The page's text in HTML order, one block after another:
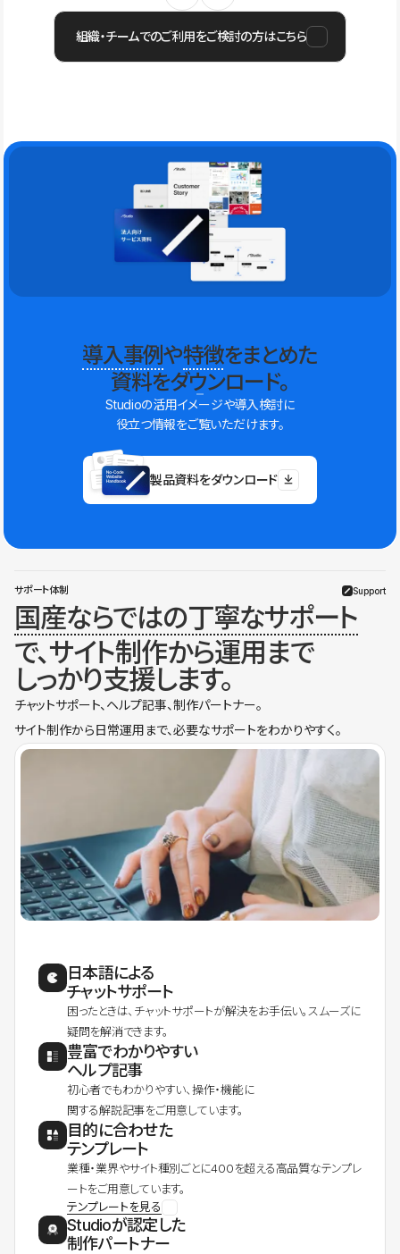
組織・チームでのご利用をご検討の方はこちら
導入事例や特徴をまとめた
資料をダウンロード。
Studioの活用イメージや導入検討に
役立つ情報をご覧いただけます。
製品資料をダウンロード
サポート体制 Support
国産ならではの丁寧なサポート
で、サイト制作から運用まで
しっかり支援します。
チャットサポート、ヘルプ記事、制作パートナー。
サイト制作から日常運用まで、必要なサポートをわかりやすく。
日本語による
チャットサポート
困ったときは、チャットサポートが解決をお手伝い。スムーズに
疑問を解消できます。
豊富でわかりやすい
ヘルプ記事
初心者でもわかりやすい、操作・機能に
関する解説記事をご用意しています。
目的に合わせた
テンプレート
業種・業界やサイト種別ごとに400を超える高品質なテンプレ
ートをご用意しています。
テンプレートを見る
Studioが認定した
制作パートナー